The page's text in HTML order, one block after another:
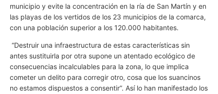
municipio y evite la concentración en la ría de San Martín y en
las playas de los vertidos de los 23 municipios de la comarca,
con una población superior a los 120.000 habitantes.
“Destruir una infraestructura de estas características sin
antes sustituirla por otra supone un atentado ecológico de
consecuencias incalculables para la zona, lo que implica
cometer un delito para corregir otro, cosa que los suancinos
no estamos dispuestos a consentir”. Así lo han manifestado los